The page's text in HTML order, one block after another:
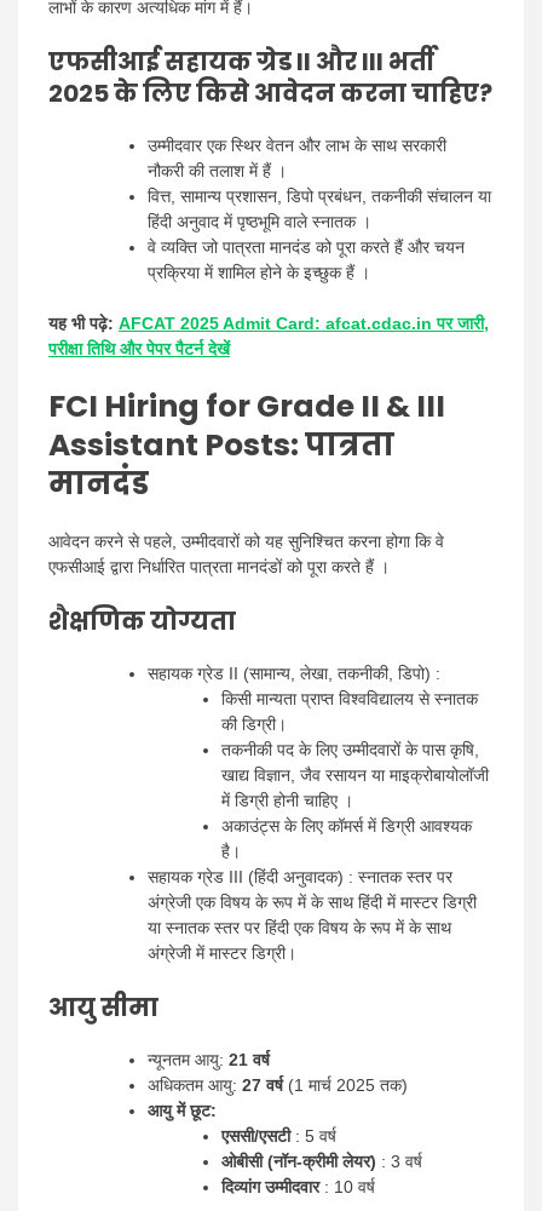
लाभों के कारण अत्यधिक मांग में हैं।
एफसीआई सहायक ग्रेड II और III भर्ती
2025 के लिए किसे आवेदन करना चाहिए?
उम्मीदवार एक स्थिर वेतन और लाभ के साथ सरकारी
नौकरी की तलाश में हैं ।
वित्त, सामान्य प्रशासन, डिपो प्रबंधन, तकनीकी संचालन या
हिंदी अनुवाद में पृष्ठभूमि वाले स्नातक ।
वे व्यक्ति जो पात्रता मानदंड को पूरा करते हैं और चयन
प्रक्रिया में शामिल होने के इच्छुक हैं ।
यह भी पढ़े: AFCAT 2025 Admit Card: afcat.cdac.in पर जारी,
परीक्षा तिथि और पेपर पैटर्न देखें
FCI Hiring for Grade II & III
Assistant Posts: पात्रता
मानदंड
आवेदन करने से पहले, उम्मीदवारों को यह सुनिश्चित करना होगा कि वे
एफसीआई द्वारा निर्धारित पात्रता मानदंडों को पूरा करते हैं ।
शैक्षणिक योग्यता
सहायक ग्रेड II (सामान्य, लेखा, तकनीकी, डिपो) :
किसी मान्यता प्राप्त विश्वविद्यालय से स्नातक
की डिग्री।
तकनीकी पद के लिए उम्मीदवारों के पास कृषि,
खाद्य विज्ञान, जैव रसायन या माइक्रोबायोलॉजी
में डिग्री होनी चाहिए ।
अकाउंट्स के लिए कॉमर्स में डिग्री आवश्यक
है।
सहायक ग्रेड III (हिंदी अनुवादक) : स्नातक स्तर पर
अंग्रेजी एक विषय के रूप में के साथ हिंदी में मास्टर डिग्री
या स्नातक स्तर पर हिंदी एक विषय के रूप में के साथ
अंग्रेजी में मास्टर डिग्री।
आयु सीमा
न्यूनतम आयु: 21 वर्ष
अधिकतम आयु: 27 वर्ष(1 मार्च 2025 तक)
आयु में छूट:
एससी/एसटी: 5 वर्ष
ओबीसी (नॉन-क्रीमी लेयर) : 3 वर्ष
दिव्यांग उम्मीदवार: 10 वर्ष